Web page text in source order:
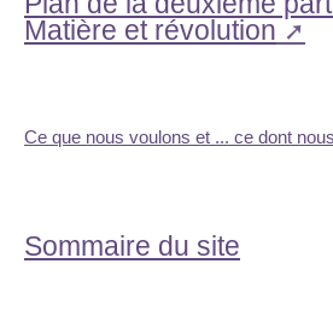
Matière et révolution
Ce que nous voulons et ... ce dont
Sommaire du site